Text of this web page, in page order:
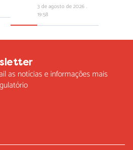
3 de agosto de 2026
19:58
as notícias e informações mais